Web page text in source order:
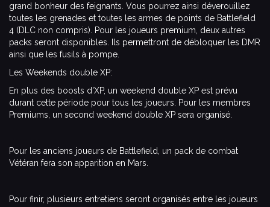
grand bonheur des feignants. Vous pourrez ainsi déverouillez
toutes les grenades et toutes les armes de points de Battlefield
4 (DLC non compris). Pour les joueurs premium, deux autres
packs seront disponibles. Ils permettront de débloquer les DMR
ainsi que les fusils à pompe.
Les Weekends double XP:
En plus des boosts d'XP, un weekend double XP est prévu
durant cette période pour tous les joueurs. Pour les membres
Premiums, un second weekend double XP sera organisé.
Pour les anciens joueurs de Battlefield, un pack de combat
Vétéran fera son apparition en Mars.
Pour finir, plusieurs entretiens seront organisés entre les joueurs